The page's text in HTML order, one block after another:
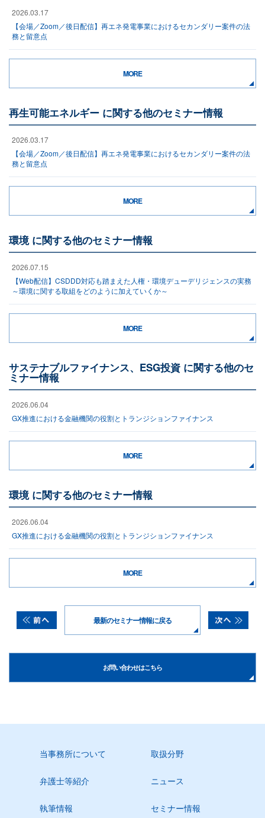
2026.03.17
【会場／Zoom／後日配信】再エネ発電事業におけるセカンダリー案件の法
務と留意点
MORE
再生可能エネルギー に関する他のセミナー情報
2026.03.17
【会場／Zoom／後日配信】再エネ発電事業におけるセカンダリー案件の法
務と留意点
MORE
環境 に関する他のセミナー情報
2026.07.15
【Web配信】CSDDD対応も踏まえた人権・環境デューデリジェンスの実務
～環境に関する取組をどのように加えていくか～
MORE
サステナブルファイナンス、ESG投資 に関する他のセ
ミナー情報
2026.06.04
GX推進における金融機関の役割とトランジションファイナンス
MORE
環境 に関する他のセミナー情報
2026.06.04
GX推進における金融機関の役割とトランジションファイナンス
MORE
最新のセミナー情報に戻る
お問い合わせはこちら
当事務所について 取扱分野
弁護士等紹介 ニュース
執筆情報 セミナー情報